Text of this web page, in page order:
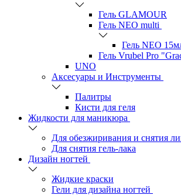
Гель GLAMOUR
Гель NEO multi
Гель NEO
Гель Vrubel Pro
UNO
Аксесуары и Инструменты
Палитры
Кисти для геля
Жидкости для маникюра
Для обезжиривания и снятия
Для снятия гель-лака
Дизайн ногтей
Жидкие краски
Гели для дизайна ногтей